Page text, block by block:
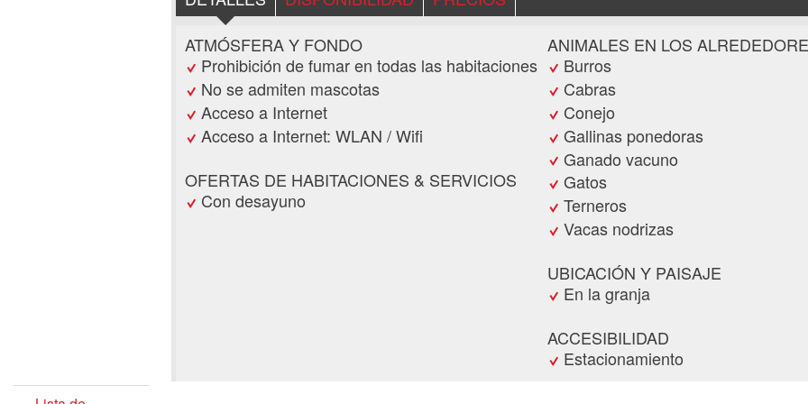
ATMÓSFERA Y FONDO
Prohibición de fumar en todas las habitaciones
No se admiten mascotas
Acceso a Internet
Acceso a Internet: WLAN / Wifi
OFERTAS DE HABITACIONES & SERVICIOS
Con desayuno
ANIMALES EN LOS
Burros
Cabras
Conejo
Gallinas ponedoras
Ganado vacuno
Gatos
Terneros
Vacas nodrizas
UBICACIÓN Y PAISAJE
En la granja
ACCESIBILIDAD
Estacionamiento